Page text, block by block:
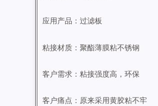
应用产品：过滤板
粘接材质：聚酯薄膜粘不锈钢
客户需求：粘接强度高，环保
客户痛点：原来采用黄胶粘不牢